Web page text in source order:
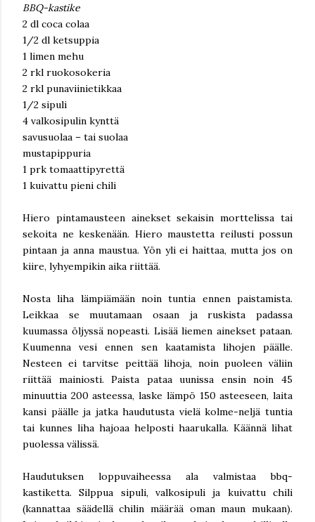
BBQ-kastike
2 dl coca colaa
1/2 dl ketsuppia
1 limen mehu
2 rkl ruokosokeria
2 rkl punaviinietikkaa
1/2 sipuli
4 valkosipulin kynttä
savusuolaa – tai suolaa
mustapippuria
1 prk tomaattipyrettä
1 kuivattu pieni chili
Hiero pintamausteen ainekset sekaisin morttelissa tai
sekoita ne keskenään. Hiero maustetta reilusti possun
pintaan ja anna maustua. Yön yli ei haittaa, mutta jos on
kiire, lyhyempikin aika riittää.
Nosta liha lämpiämään noin tuntia ennen paistamista.
Leikkaa se muutamaan osaan ja ruskista padassa
kuumassa öljyssä nopeasti. Lisää liemen ainekset pataan.
Kuumenna vesi ennen sen kaatamista lihojen päälle.
Nesteen ei tarvitse peittää lihoja, noin puoleen väliin
riittää mainiosti. Paista pataa uunissa ensin noin 45
minuuttia 200 asteessa, laske lämpö 150 asteeseen, laita
kansi päälle ja jatka haudutusta vielä kolme-neljä tuntia
tai kunnes liha hajoaa helposti haarukalla. Käännä lihat
puolessa välissä.
Haudutuksen loppuvaiheessa ala valmistaa bbq-
kastiketta. Silppua sipuli, valkosipuli ja kuivattu chili
(kannattaa säädellä chilin määrää oman maun mukaan).